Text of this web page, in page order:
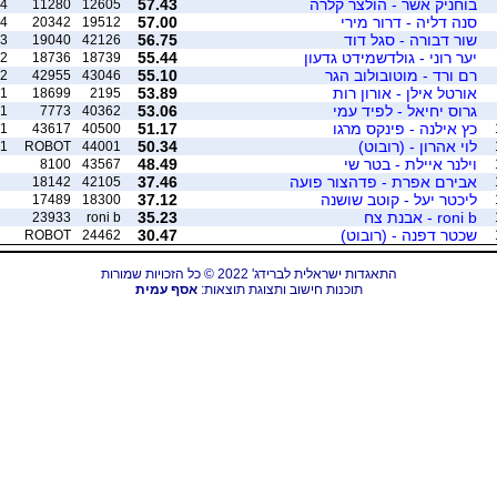
בוחניק אשר - הולצר קלרה 57.43
12605
11280
4
סנה דליה - דרור מירי 57.00
19512
20342
4
שור דבורה - סגל דוד 56.75
42126
19040
3
יער רוני - גולדשמידט גדעון 55.44
18739
18736
2
רם ורד - מוטובולוב הגר 55.10
43046
42955
2
אורטל אילן - אורון רות 53.89
2195
18699
1
גרוס יחיאל - לפיד עמי 53.06
40362
7773
1
כץ אילנה - פינקס מרגו 51.17
40500
43617
1
לוי אהרון - (רובוט) 50.34
44001
ROBOT
1
וילנר איילת - בטר שי 48.49
43567
8100
אבירם אפרת - פדהצור פועה 37.46
42105
18142
ליכטר יעל - קוטב שושנה 37.12
18300
17489
roni b - אבנת צח 35.23
roni b
23933
שכטר דפנה - (רובוט) 30.47
24462
ROBOT
התאגדות ישראלית לברידג' 2022 © כל הזכויות שמורות
תוכנות חישוב ותצוגת תוצאות:אסף עמית